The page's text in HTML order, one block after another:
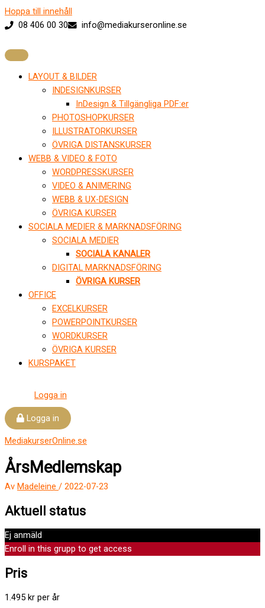
Hoppa till innehåll
08 406 00 30
info@mediakurseronline.se
LAYOUT & BILDER
INDESIGNKURSER
InDesign & Tillgängliga PDF:er
PHOTOSHOPKURSER
ILLUSTRATORKURSER
ÖVRIGA DISTANSKURSER
WEBB & VIDEO & FOTO
WORDPRESSKURSER
VIDEO & ANIMERING
WEBB & UX-DESIGN
ÖVRIGA KURSER
SOCIALA MEDIER & MARKNADSFÖRING
SOCIALA MEDIER
SOCIALA KANALER
DIGITAL MARKNADSFÖRING
ÖVRIGA KURSER
OFFICE
EXCELKURSER
POWERPOINTKURSER
WORDKURSER
ÖVRIGA KURSER
KURSPAKET
Logga in
Logga in
MediakurserOnline.se
ÅrsMedlemskap
Av Madeleine / 2022-07-23
Aktuell status
Ej anmäld
Enroll in this grupp to get access
Pris
1.495 kr per år